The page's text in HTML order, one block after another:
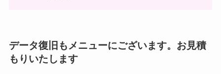
データ復旧もメニューにございます。お見積
もりいたします